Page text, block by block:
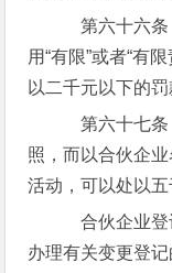
第六十六条
用“有限”或者“有
以二千元以下的罚
第六十七条
照，而以合伙企
活动，可以处以五
合伙企业登
办理有关变更登